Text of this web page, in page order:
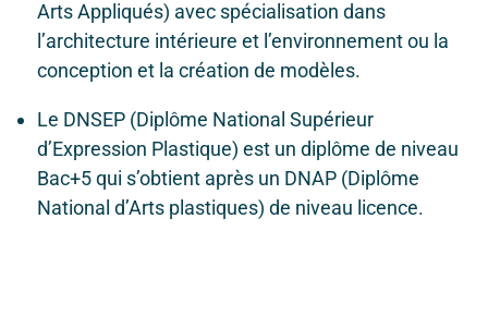
Arts Appliqués) avec spécialisation dans
l’architecture intérieure et l’environnement ou la
conception et la création de modèles.
Le DNSEP (Diplôme National Supérieur
d’Expression Plastique) est un diplôme de niveau
Bac+5 qui s’obtient après un DNAP (Diplôme
National d’Arts plastiques) de niveau licence.